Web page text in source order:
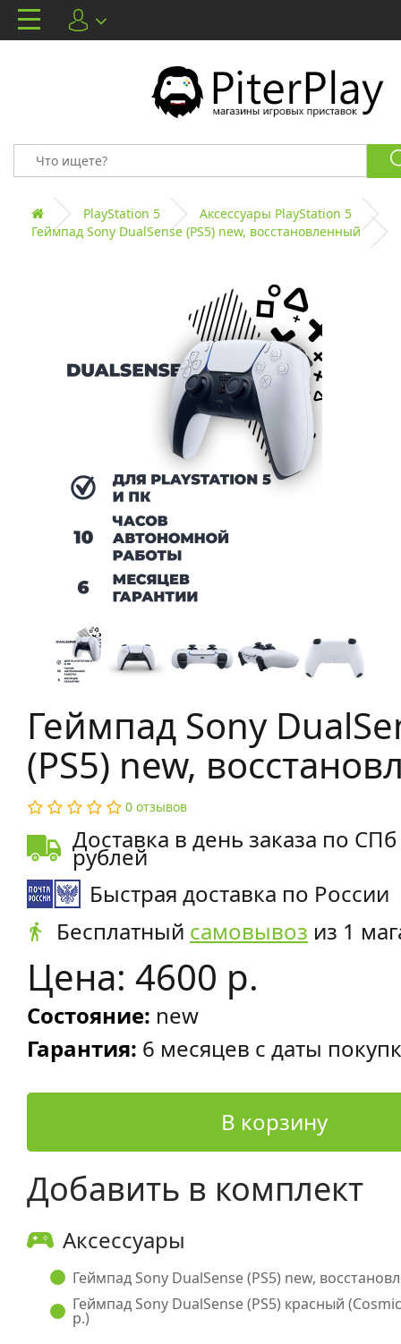
PlayStation 5
Аксессуары PlayStation 5
Геймпад Sony DualSense (PS5) new, восстановленный
Геймпад Sony
(PS5) new,
0 отзывов
Доставка в день заказа по
рублей
Быстрая доставка по России
Бесплатный самовывоз из 1
Цена: 4600 р.
Состояние: new
Гарантия: 6 месяцев с даты
В корзину
Добавить в комплект
Аксессуары
Геймпад Sony DualSense (PS5) new,
Геймпад Sony DualSense (PS5) красный
р.)